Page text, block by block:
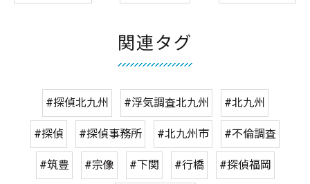
関連タグ
#探偵北九州 #浮気調査北九州 #北九州
#探偵 #探偵事務所 #北九州市 #不倫調査
#筑豊 #宗像 #下関 #行橋 #探偵福岡